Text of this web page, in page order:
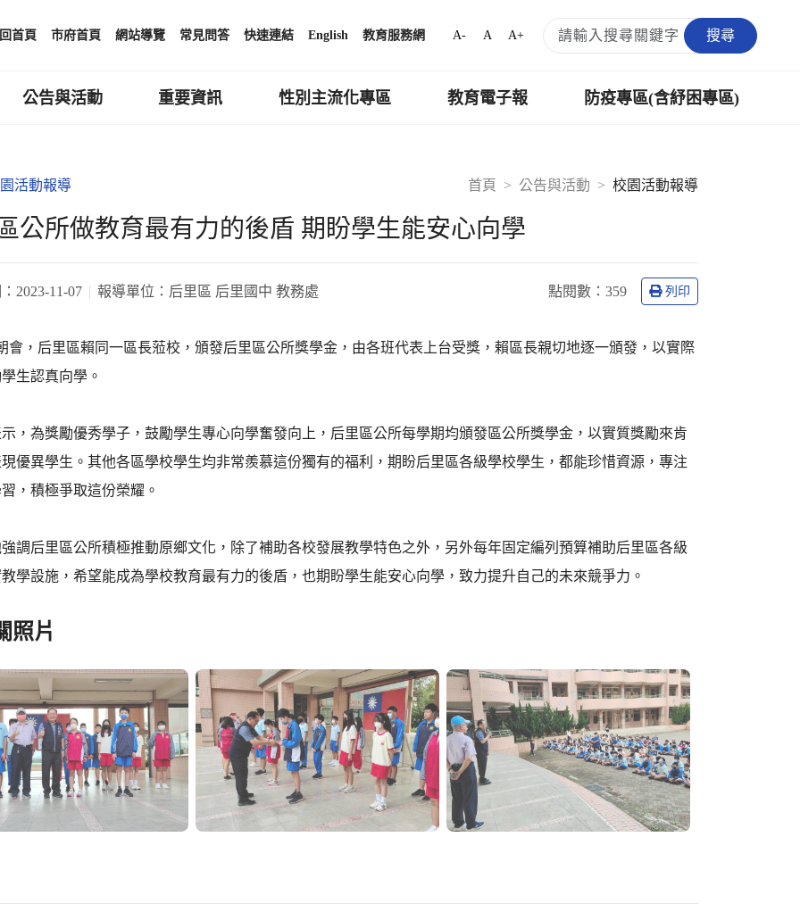
回首頁 市府首頁 網站導覽 常見問答 快速連結 English 教育服務網 A- A A+ 搜尋
公告與活動 重要資訊 性別主流化專區 教育電子報 防疫專區(含紓困專區)
首頁 公告與活動 校園活動報導
活動報導
公所做教育最有力的後盾 期盼學生能安心向學
2023-11-07 報導單位： 后里區 后里國中 教務處 點閱數： 359 列印
會，后里區賴同一區長蒞校，頒發后里區公所獎學金，由各班代表上台受獎，賴區長親切地逐一頒發，以實際
生認真向學。
，為獎勵優秀學子，鼓勵學生專心向學奮發向上，后里區公所每學期均頒發區公所獎學金，以實質獎勵來肯
優異學生。其他各區學校學生均非常羨慕這份獨有的福利，期盼后里區各級學校學生，都能珍惜資源，專注
，積極爭取這份榮耀。
調后里區公所積極推動原鄉文化，除了補助各校發展教學特色之外，另外每年固定編列預算補助后里區各級
學設施，希望能成為學校教育最有力的後盾，也期盼學生能安心向學，致力提升自己的未來競爭力。
照片